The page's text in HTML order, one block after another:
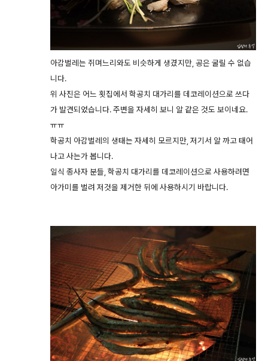
아감벌레는 쥐며느리와도 비슷하게 생겼지만, 공은 굴릴 수 없습
니다.
위 사진은 어느 횟집에서 학공치 대가리를 데코레이션으로 쓰다
가 발견되었습니다. 주변을 자세히 보니 알 같은 것도 보이네요.
ㅠㅠ
학공치 아감벌레의 생태는 자세히 모르지만, 저기서 알 까고 태어
나고 사는가 봅니다.
일식 종사자 분들, 학공치 대가리를 데코레이션으로 사용하려면
아가미를 벌려 저것을 제거한 뒤에 사용하시기 바랍니다.